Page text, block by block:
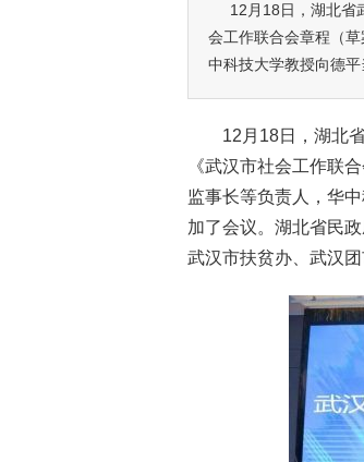
12月18日，湖北省
会工作联合会章程（
中科技大学教授向德平
12月18日，湖北
《武汉市社会工作联
监事长等负责人，华
加了会议。湖北省民
武汉市扶贫办、武汉